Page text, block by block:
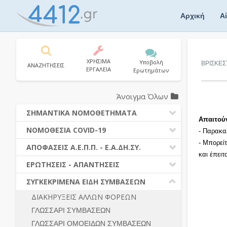
Αρχική
-
-
και
ΑΝΑΖΗΤΗΣΕΙΣ
ΧΡΗΣΙΜΑ
ΕΡΓΑΛΕΙΑ
Υποβολή
Ερωτημάτων
Άνοιγμα Όλων
ΣΗΜΑΝΤΙΚΑ ΝΟΜΟΘΕΤΗΜΑΤΑ
ΔΗΜΟΣΙΕΣ ΣΥΜΒΑΣΕΙΣ (Ν. 4412/2016)
ΔΗΜΟΤΙΚΟΣ ΚΩΔΙΚΑΣ (Ν.3463/2006)
ΚΑΛΛΙΚΡΑΤΗΣ (Ν.3852/2010)
ΝΟΜΟΘΕΣΙΑ - ΝΟΜΟΛΟΓΙΑ (ΣΥΝΟΛΟ)
ΝΟΜΟΘΕΣΙΑ COVID-19
ΝΟΜΟΘΕΣΙΑ - ΝΟΜΟΛΟΓΙΑ COVID -19
ΕΡΩΤΗΣΕΙΣ - ΑΠΑΝΤΗΣΕΙΣ
ΑΠΟΦΑΣΕΙΣ Α.Ε.Π.Π. - Ε.Α.ΔΗ.ΣΥ.
ΠΡΟΔΙΚΑΣΤΙΚΗ ΠΡΟΣΦΥΓΗ
ΓΕΝΙΚΟΙ ΚΑΝΟΝΕΣ
ΔΙΚΑΙΟΥΜΕΝΟΙ ΣΥΜΜΕΤΟΧΗΣ
ΠΡΟΣΦΟΡΕΣ – ΔΙΚΑΙΟΛΟΓΗΤΙΚΑ
ΣΥΜΜΕΤΟΧΗΣ
ΕΡΩΤΗΣΕΙΣ - ΑΠΑΝΤΗΣΕΙΣ
Ν. 4782/2021 - ΤΡΟΠΟΠΟΙΗΣΗ
4412/2016
ΔΙΕΞΑΓΩΓΗ ΔΙΑΔΙΚΑΣΙΑΣ
ΔΙΑΔΙΚΑΣΙΕΣ ΑΝΑΘΕΣΗΣ
ΣΥΓΚΕΚΡΙΜΕΝΑ ΕΙΔΗ ΣΥΜΒΑΣΕΩΝ
ΔΙΑΚΗΡΥΞΕΙΣ ΑΛΛΩΝ ΦΟΡΕΩΝ
ΓΛΩΣΣΑΡΙ ΣΥΜΒΑΣΕΩΝ
ΓΛΩΣΣΑΡΙ ΟΜΟΕΙΔΩΝ ΣΥΜΒΑΣΕΩΝ